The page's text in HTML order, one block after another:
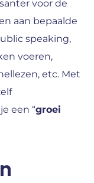
voor de
aan bepaalde
speaking,
voeren,
etc. Met
een “groei